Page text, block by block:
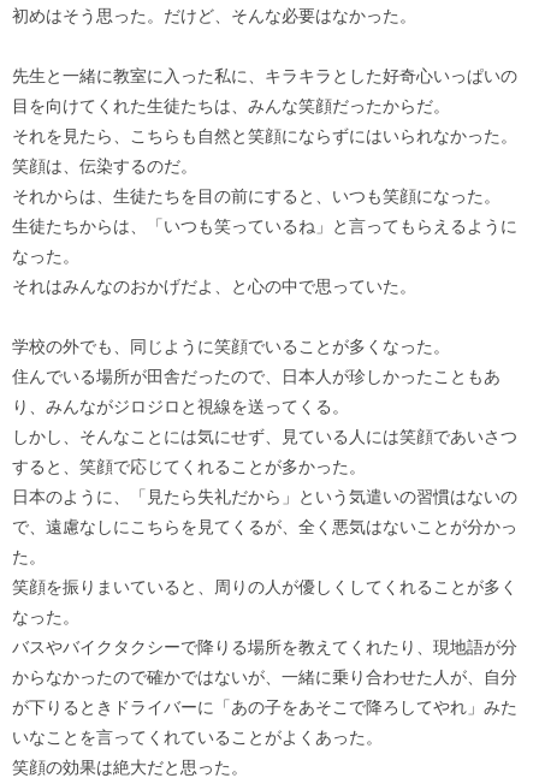
初めはそう思った。だけど、そんな必要はなかった。
先生と一緒に教室に入った私に、キラキラとした好奇心いっぱいの
目を向けてくれた生徒たちは、みんな笑顔だったからだ。
それを見たら、こちらも自然と笑顔にならずにはいられなかった。
笑顔は、伝染するのだ。
それからは、生徒たちを目の前にすると、いつも笑顔になった。
生徒たちからは、「いつも笑っているね」と言ってもらえるように
なった。
それはみんなのおかげだよ、と心の中で思っていた。
学校の外でも、同じように笑顔でいることが多くなった。
住んでいる場所が田舎だったので、日本人が珍しかったこともあ
り、みんながジロジロと視線を送ってくる。
しかし、そんなことには気にせず、見ている人には笑顔であいさつ
すると、笑顔で応じてくれることが多かった。
日本のように、「見たら失礼だから」という気遣いの習慣はないの
で、遠慮なしにこちらを見てくるが、全く悪気はないことが分かっ
た。
笑顔を振りまいていると、周りの人が優しくしてくれることが多く
なった。
バスやバイクタクシーで降りる場所を教えてくれたり、現地語が分
からなかったので確かではないが、一緒に乗り合わせた人が、自分
が下りるときドライバーに「あの子をあそこで降ろしてやれ」みた
いなことを言ってくれていることがよくあった。
笑顔の効果は絶大だと思った。